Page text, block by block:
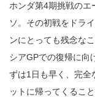
ホンダ第4期挑戦のエ
ソ。その初戦をドラ
ンにとっても残念な
シアGPでの復帰に向
ずは1日も早く、完全
ットに帰ってくること